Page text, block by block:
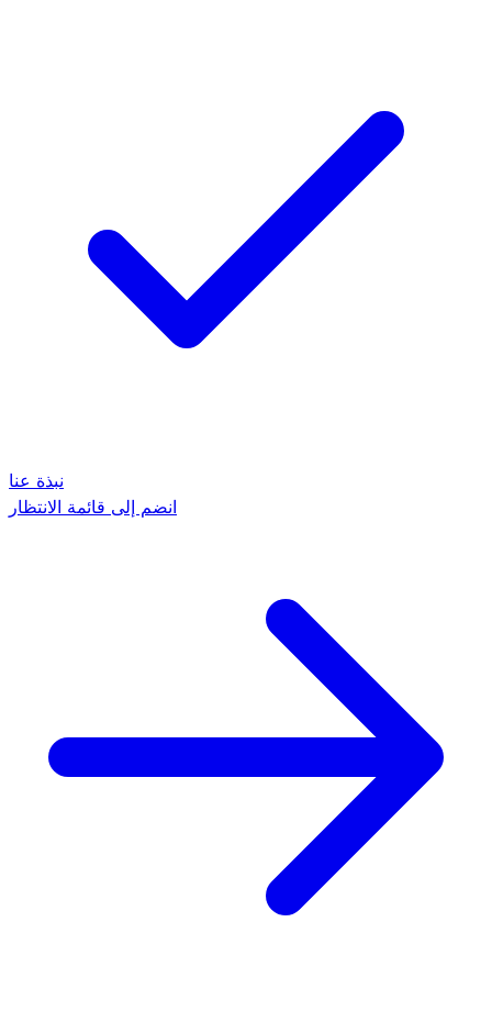
نبذة عنا
انضم إلى قائمة الانتظار